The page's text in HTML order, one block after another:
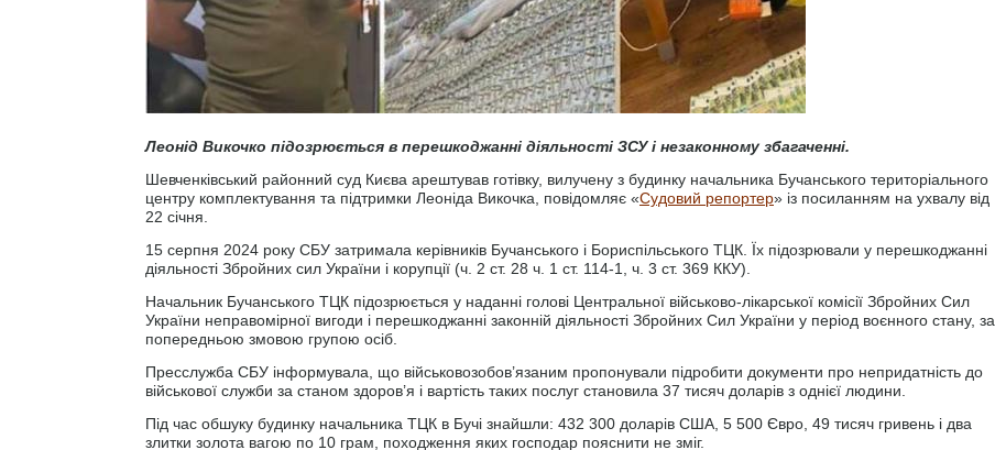
Леонід Викочко підозрюється в перешкоджанні діяльності ЗСУ і незаконному збагаченні.
Шевченківський районний суд Києва арештував готівку, вилучену з будинку начальника Бучанського територіального
центру комплектування та підтримки Леоніда Викочка, повідомляє «Судовий репортер» із посиланням на ухвалу від
22 січня.
15 серпня 2024 року СБУ затримала керівників Бучанського і Бориспільського ТЦК. Їх підозрювали у перешкоджанні
діяльності Збройних сил України і корупції (ч. 2 ст. 28 ч. 1 ст. 114-1, ч. 3 ст. 369 ККУ).
Начальник Бучанського ТЦК підозрюється у наданні голові Центральної військово-лікарської комісії Збройних Сил
України неправомірної вигоди і перешкоджанні законній діяльності Збройних Сил України у період воєнного стану, за
попередньою змовою групою осіб.
Пресслужба СБУ інформувала, що військовозобов’язаним пропонували підробити документи про непридатність до
військової служби за станом здоров’я і вартість таких послуг становила 37 тисяч доларів з однієї людини.
Під час обшуку будинку начальника ТЦК в Бучі знайшли: 432 300 доларів США, 5 500 Євро, 49 тисяч гривень і два
злитки золота вагою по 10 грам, походження яких господар пояснити не зміг.